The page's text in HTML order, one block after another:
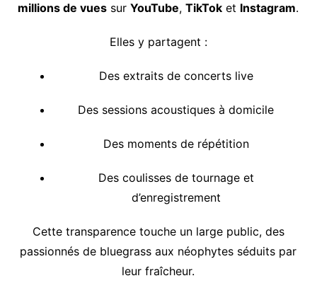
millions de vues surYouTube,TikTok et Instagram.
Elles y partagent :
Des extraits de concerts live
Des sessions acoustiques à domicile
Des moments de répétition
Des coulisses de tournage et
d’enregistrement
Cette transparence touche un large public, des
passionnés de bluegrass aux néophytes séduits par
leur fraîcheur.